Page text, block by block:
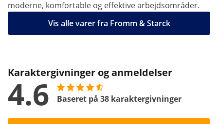
moderne, komfortable og effektive arbejdsområder.
Vis alle varer fra Fromm & Starck
Karaktergivninger og anmeldelser
4.6 Baseret på 38 karaktergivninger